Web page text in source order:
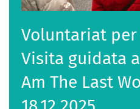
Voluntariat
Visita guidata
Am The Last